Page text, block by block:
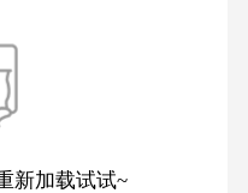
新加载试试~